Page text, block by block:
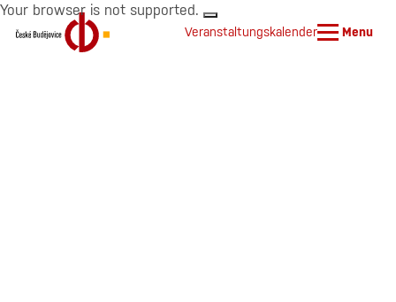
Your browser is not supported.
Veranstaltungskalender Menu